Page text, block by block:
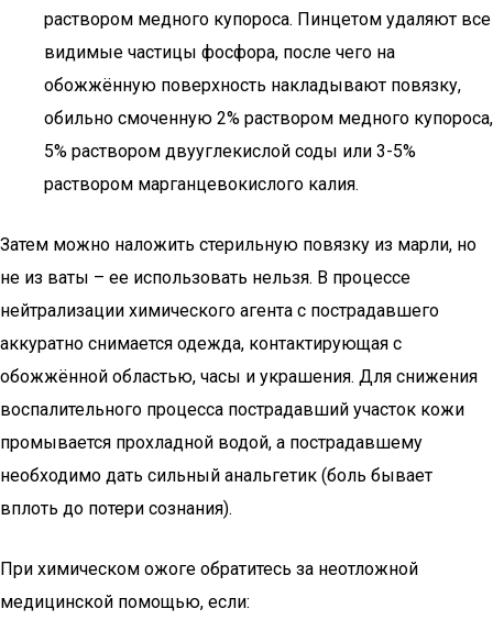
раствором медного купороса. Пинцетом удаляют все
видимые частицы фосфора, после чего на
обожжённую поверхность накладывают повязку,
обильно смоченную 2% раствором медного купороса,
5% раствором двууглекислой соды или 3-5%
раствором марганцевокислого калия.
Затем можно наложить стерильную повязку из марли, но
не из ваты – ее использовать нельзя. В процессе
нейтрализации химического агента с пострадавшего
аккуратно снимается одежда, контактирующая с
обожжённой областью, часы и украшения. Для снижения
воспалительного процесса пострадавший участок кожи
промывается прохладной водой, а пострадавшему
необходимо дать сильный анальгетик (боль бывает
вплоть до потери сознания).
При химическом ожоге обратитесь за неотложной
медицинской помощью, если: